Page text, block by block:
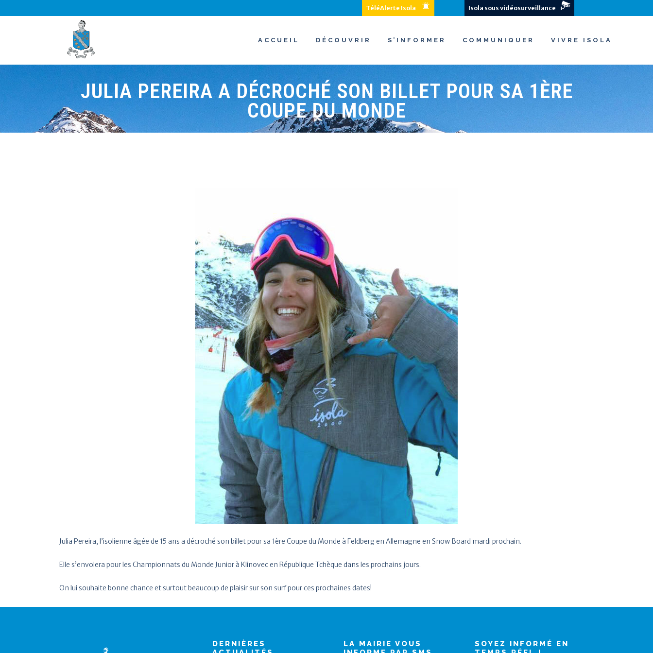
TéléAlerte Isola Isola sous vidéosurveillance
ACCUEIL DÉCOUVRIR S’INFORMER COMMUNIQUER VIVRE ISOLA
JULIA PEREIRA A DÉCROCHÉ SON BILLET POUR SA 1ÈRE
COUPE DU MONDE
Julia Pereira, l’isolienne âgée de 15 ans a décroché son billet pour sa 1ère Coupe du Monde à Feldberg en Allemagne en Snow Board mardi prochain.
Elle s’envolera pour les Championnats du Monde Junior à Klinovec en République Tchèque dans les prochains jours.
On lui souhaite bonne chance et surtout beaucoup de plaisir sur son surf pour ces prochaines dates!
DERNIÈRES
LA MAIRIE VOUS
SOYEZ INFORMÉ EN